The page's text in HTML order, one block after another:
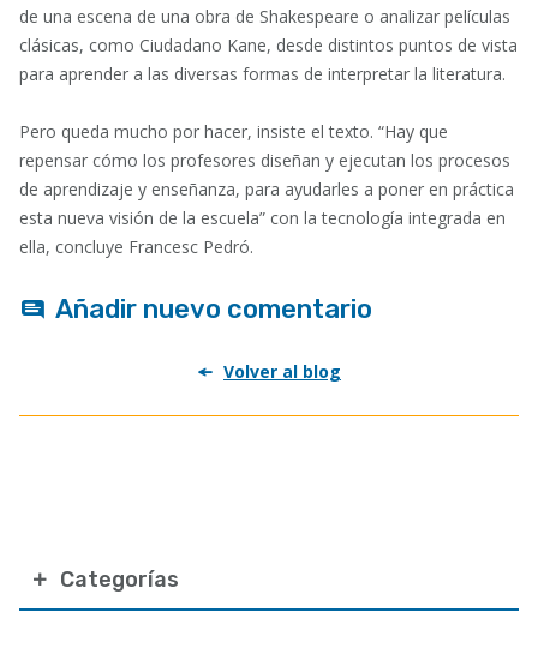
Categorías
de una escena de una obra de Shakespeare o analizar películas
clásicas, como Ciudadano Kane, desde distintos puntos de vista
para aprender a las diversas formas de interpretar la literatura.
Pero queda mucho por hacer, insiste el texto. “Hay que
repensar cómo los profesores diseñan y ejecutan los procesos
de aprendizaje y enseñanza, para ayudarles a poner en práctica
esta nueva visión de la escuela” con la tecnología integrada en
ella, concluye Francesc Pedró.
Añadir nuevo comentario
Volver al blog